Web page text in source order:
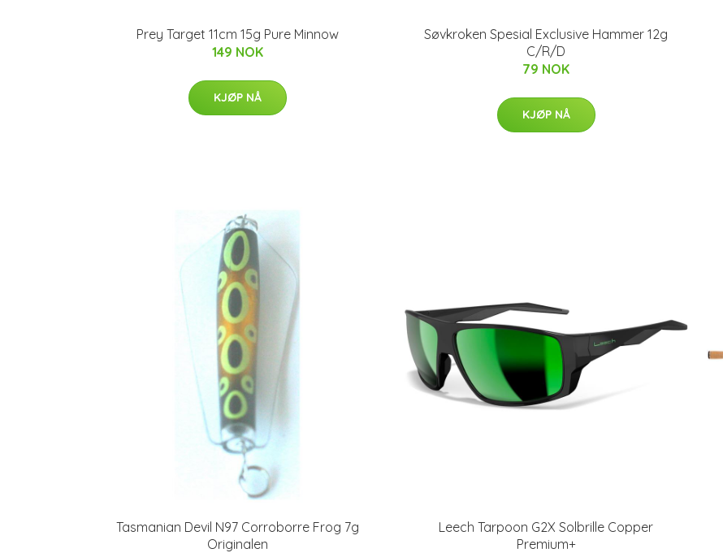
Prey Target 11cm 15g Pure Minnow
149 NOK
KJØP NÅ
Søvkroken Spesial Exclusive Hammer 12g
C/R/D
79 NOK
KJØP NÅ
Tasmanian Devil N97 Corroborre Frog 7g
Originalen
Leech Tarpoon G2X Solbrille Copper
Premium+